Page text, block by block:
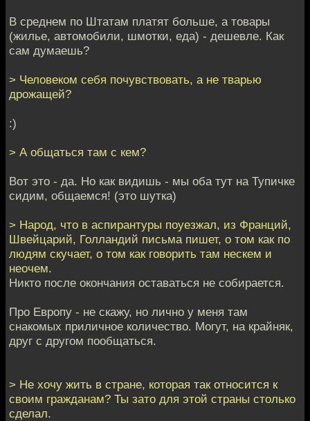
В среднем по Штатам платят больше, а товары
(жилье, автомобили, шмотки, еда) - дешевле. Как
сам думаешь?
> Человеком себя почувствовать, а не тварью
дрожащей?
:)
> А общаться там с кем?
Вот это - да. Но как видишь - мы оба тут на Тупичке
сидим, общаемся! (это шутка)
> Народ, что в аспирантуры поуезжал, из Франций,
Швейцарий, Голландий письма пишет, о том как по
людям скучает, о том как говорить там нескем и
неочем.
Никто после окончания оставаться не собирается.
Про Европу - не скажу, но лично у меня там
снакомых приличное количество. Могут, на крайняк,
друг с другом пообщаться.
> Не хочу жить в стране, которая так относится к
своим гражданам? Ты зато для этой страны столько
сделал.